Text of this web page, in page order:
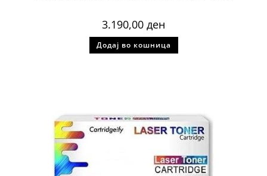
3.190,00 ден
Додај во кошница